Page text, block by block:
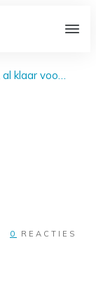
Is jouw wagenpark al klaar voor het nieuwe jaar? 3 vragen die elke ondernemer zich nu moet stellen
0 REACTIES